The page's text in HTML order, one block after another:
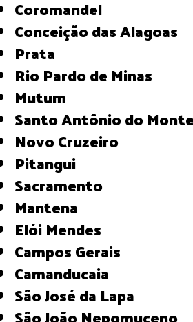
Coromandel
Conceição das Alagoas
Prata
Rio Pardo de Minas
Mutum
Santo Antônio do Monte
Novo Cruzeiro
Pitangui
Sacramento
Mantena
Elói Mendes
Campos Gerais
Camanducaia
São José da Lapa